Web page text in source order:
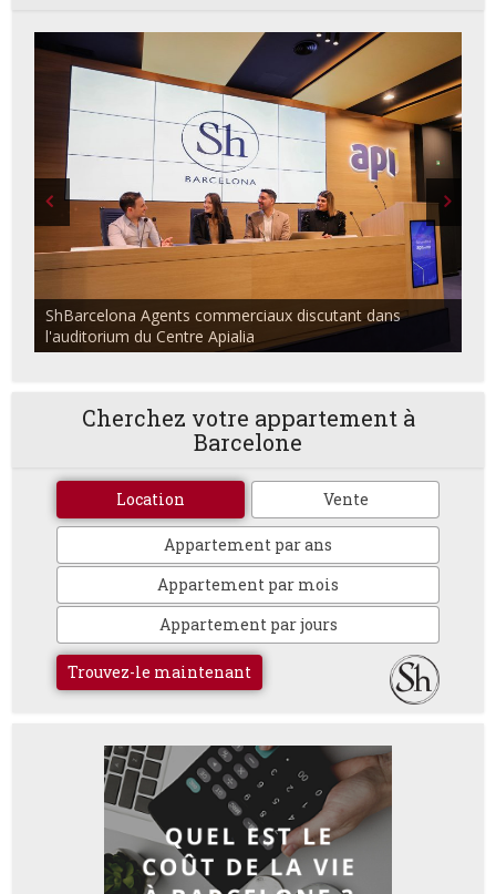
ShBarcelona Agents commerciaux discutant dans
l'auditorium du Centre Apialia
Cherchez votre appartement à
Barcelone
Location Vente
Appartement par ans
Appartement par mois
Appartement par jours
Trouvez-le maintenant